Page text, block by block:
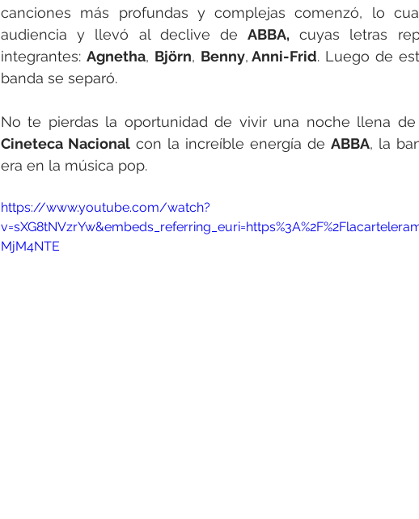
canciones más profundas y complejas comenzó, lo
audiencia y llevó al declive de ABBA, cuyas letras
integrantes: Agnetha, Björn, Benny, Anni-Frid. Luego de
banda se separó.
Cineteca Nacional con la increíble energía de ABBA, la
era en la música pop.
https://www.youtube.com/watch?
MjM4NTE